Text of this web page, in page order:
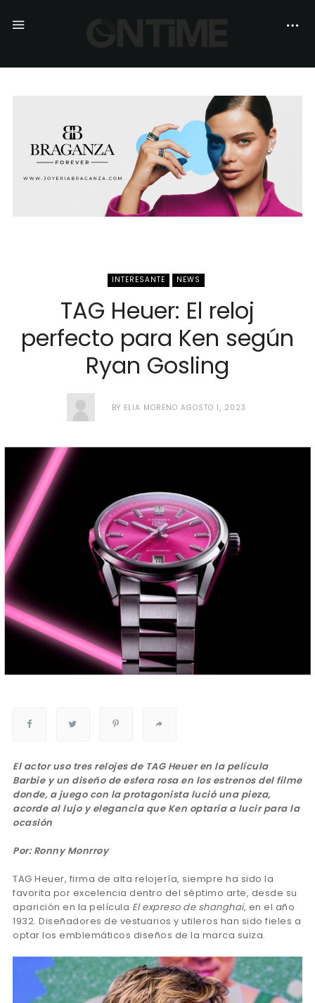
INTERESANTE NEWS
TAG Heuer: El reloj
perfecto para Ken según
Ryan Gosling
BY ELIA MORENO AGOSTO 1, 2023
El actor uso tres relojes de TAG Heuer en la película
Barbie y un diseño de esfera rosa en los estrenos del filme
donde, a juego con la protagonista lució una pieza,
acorde al lujo y elegancia que Ken optaría a lucir para la
ocasión
Por: Ronny Monrroy
TAG Heuer, firma de alta relojería, siempre ha sido la
favorita por excelencia dentro del séptimo arte, desde su
aparición en la película El expreso de shanghai, en el año
1932. Diseñadores de vestuarios y utileros han sido fieles a
optar los emblemáticos diseños de la marca suiza.